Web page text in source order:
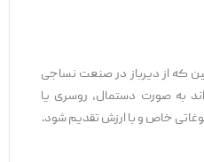
از دیرباز در صنعت نساجی
به صورت دستمال، روسری یا
خاص و با ارزش تقدیم شود.